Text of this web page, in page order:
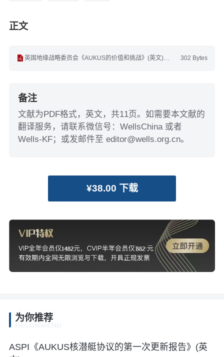
正文
302 Bytes
英国地缘战略委员会《AUKUS的价值和挑战》(英文).pdf
备注
文献为PDF格式，英文，共11页。如需要本文献的
翻译服务，请联系微信号：WellsChina 或者
Wells-KF；或发邮件至 editor@wells.org.cn。
¥38.00 下载
为你推荐
ASPI《AUKUS核潜艇协议的第一次更新报告》(英